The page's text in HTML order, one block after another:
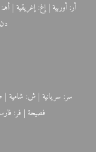
أر: أوربية | إغ: إغريقية |
سر: سريانية | ش: شامية |
فصيحة | فر: